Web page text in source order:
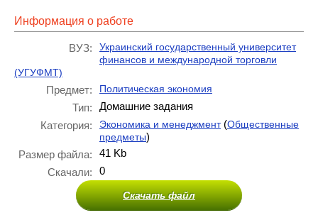
Информация о работе
ВУЗ:
Украинский государственный университет
финансов и международной торговли
(УГУФМТ)
Предмет: Политическая экономия
Тип:
Домашние задания
Категория:
Экономика и менеджмент(Общественные
предметы)
Размер файла:
41 Kb
Скачали:
0
Скачать файл